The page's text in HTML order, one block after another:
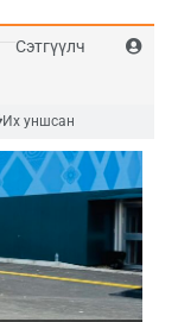
Сэтгүүлч
Их уншсан